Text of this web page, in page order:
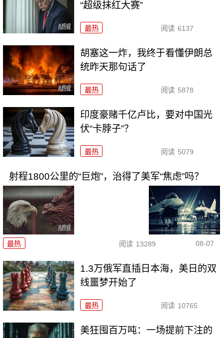
“超级抹红大赛”
最热 阅读 6137
胡塞这一炸，我终于看懂伊朗总
统昨天那句话了
最热 阅读 5878
印度豪赌千亿卢比，要对中国光
伏“卡脖子”？
最热 阅读 5079
射程1800公里的“巨炮”，治得了美军“焦虑”吗？
最热 阅读 13289 08-07
1.3万俄军直插日本海，美日的双
线噩梦开始了
最热 阅读 10765
美狂囤百万吨：一场提前下注的